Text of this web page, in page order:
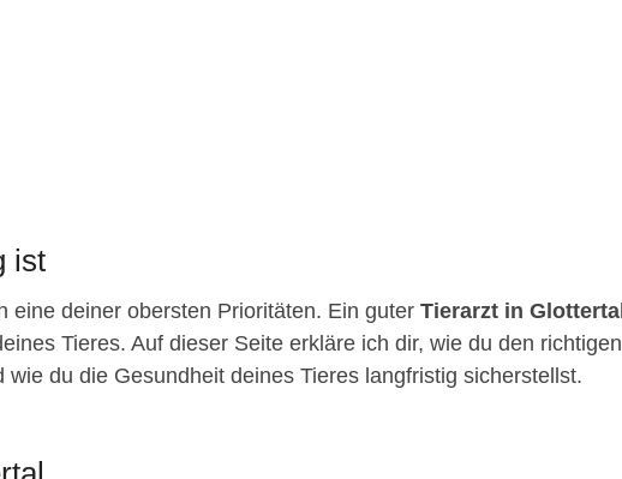
ist
eine deiner obersten Prioritäten. Ein guter Tierarzt in Glottertal
Tieres. Auf dieser Seite erkläre ich dir, wie du den richtigen
wie du die Gesundheit deines Tieres langfristig sicherstellst.